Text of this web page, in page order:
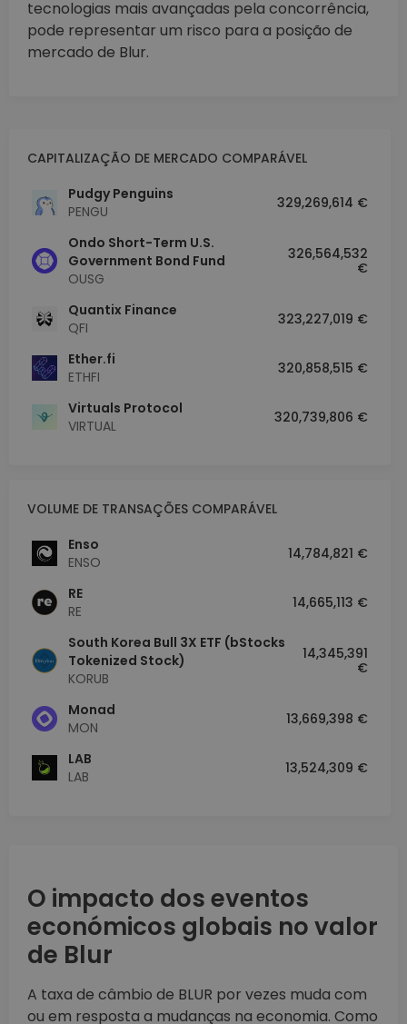
tecnologias mais avançadas pela concorrência,
pode representar um risco para a posição de
mercado de Blur.
CAPITALIZAÇÃO DE MERCADO COMPARÁVEL
Pudgy Penguins
PENGU
329,269,614 €
Ondo Short-Term U.S.
Government Bond Fund
OUSG
326,564,532
€
Quantix Finance
QFI
323,227,019 €
Ether.fi
ETHFI
320,858,515 €
Virtuals Protocol
VIRTUAL
320,739,806 €
VOLUME DE TRANSAÇÕES COMPARÁVEL
Enso
ENSO
14,784,821 €
RE
RE
14,665,113 €
South Korea Bull 3X ETF (bStocks
Tokenized Stock)
KORUB
14,345,391
€
Monad
MON
13,669,398 €
LAB
LAB
13,524,309 €
O impacto dos eventos
económicos globais no valor
de Blur
A taxa de câmbio de BLUR por vezes muda com
ou em resposta a mudanças na economia. Como